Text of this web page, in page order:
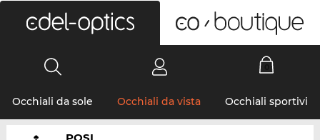
Occhiali da sole Occhiali da vista Occhiali sportivi